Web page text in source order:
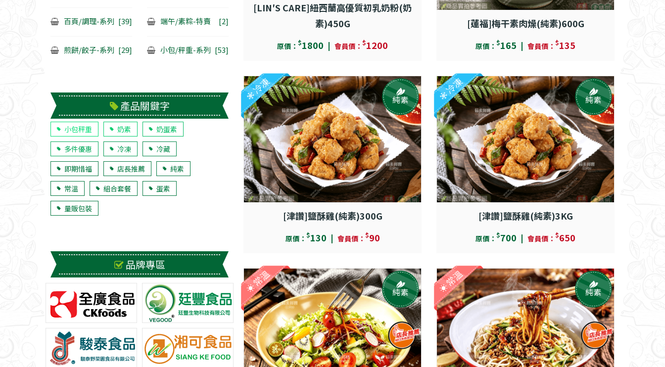
[LIN′S CARE]紐西蘭高優質初乳奶粉(奶
素)450G
原價： $1800 會員價： $1200
[蓮福]梅干素肉燥(純素)600G
原價： $165 會員價： $135
[津讚]鹽酥雞(純素)300G
原價： $130 會員價： $90
冷凍
純素
[津讚]鹽酥雞(純素)3KG
原價： $700 會員價： $650
冷凍
純素
常溫
純素
常溫
純素
百頁/調理-系列 [39]
煎餅/餃子-系列 [29]
端午/素粽-特賣 [2]
小包/秤重-系列 [53]
產品關鍵字
小包秤重 奶素
奶蛋素
多件優惠
冷凍
冷藏
即期惜福
店長推薦
純素
常溫
組合套餐
蛋素
量販包裝
品牌專區